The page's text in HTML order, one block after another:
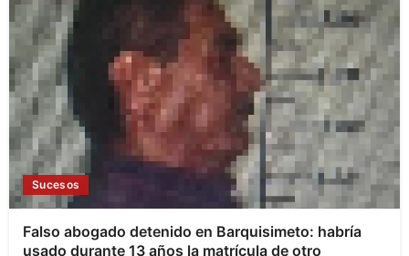
Sucesos
Falso abogado detenido en Barquisimeto: habría
usado durante 13 años la matrícula de otro